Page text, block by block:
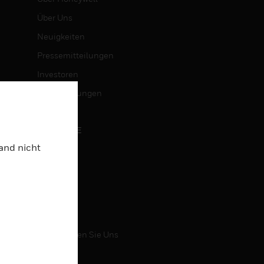
Über Uns
Neuigkeiten
Pressemitteilungen
Investoren
Veranstaltungen
KARRIERE
Karriere
Kontaktieren Sie Uns
nicht